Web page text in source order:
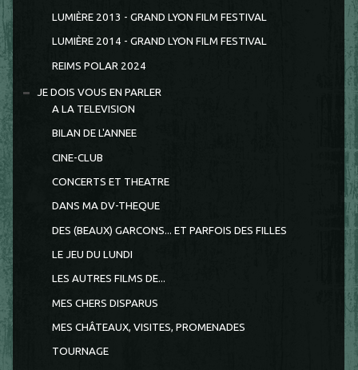
LUMIÈRE 2013 - GRAND LYON FILM FESTIVAL
LUMIÈRE 2014 - GRAND LYON FILM FESTIVAL
REIMS POLAR 2024
JE DOIS VOUS EN PARLER
A LA TELEVISION
BILAN DE L'ANNEE
CINE-CLUB
CONCERTS ET THEATRE
DANS MA DV-THEQUE
DES (BEAUX) GARCONS... ET PARFOIS DES FILLES
LE JEU DU LUNDI
LES AUTRES FILMS DE...
MES CHERS DISPARUS
MES CHÂTEAUX, VISITES, PROMENADES
TOURNAGE